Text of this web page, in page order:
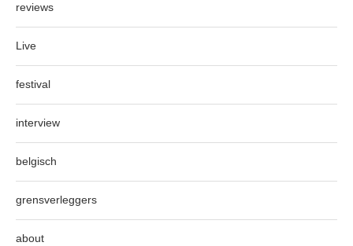
reviews
Live
festival
interview
belgisch
grensverleggers
about